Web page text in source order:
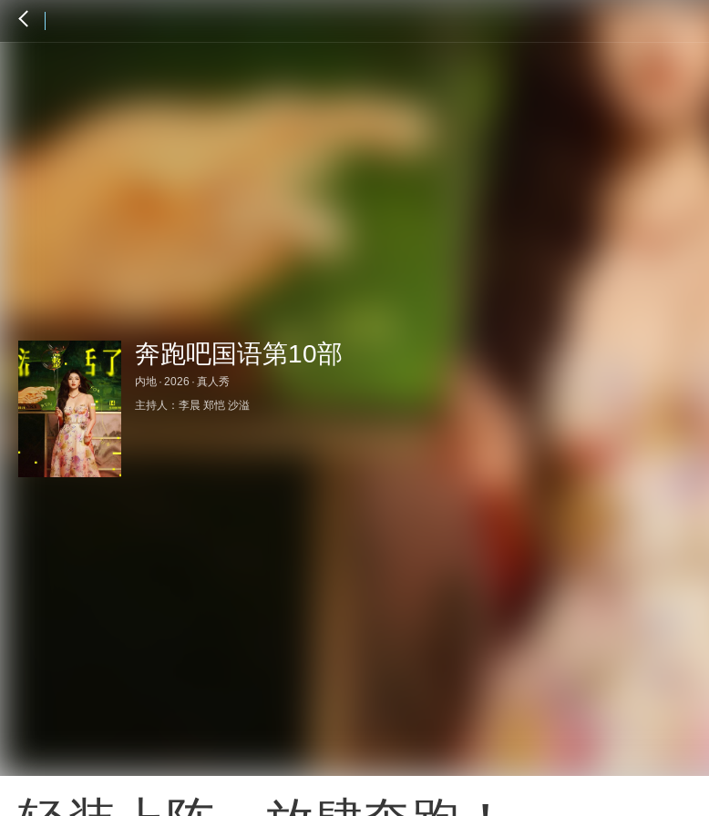
奔跑吧国语第10部
内地 · 2026 · 真人秀
主持人： 李晨 郑恺 沙溢